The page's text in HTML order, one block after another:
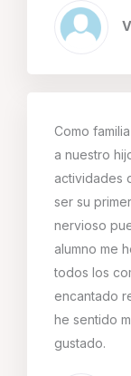
Como
a nuestro
actividades
ser su
nervioso
alumno me
todos los
encantado
he sentido
gustado.